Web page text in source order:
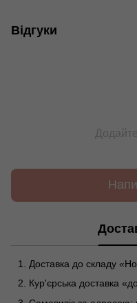
Відгуки
Доставка до складу
Кур'єрська доставка